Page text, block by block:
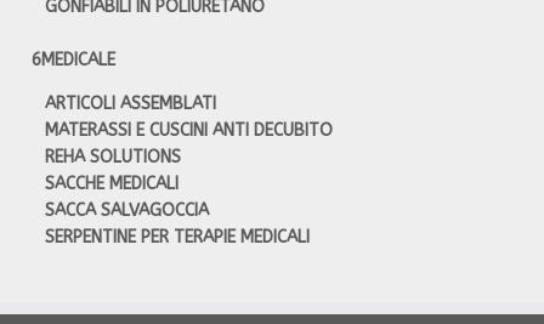
GONFIABILI IN POLIURETANO
6MEDICALE
ARTICOLI ASSEMBLATI
MATERASSI E CUSCINI ANTI DECUBITO
REHA SOLUTIONS
SACCHE MEDICALI
SACCA SALVAGOCCIA
SERPENTINE PER TERAPIE MEDICALI